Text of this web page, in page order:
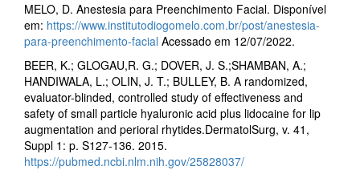
MELO, D. Anestesia para Preenchimento Facial. Disponível
em: https://www.institutodiogomelo.com.br/post/anestesia-
para-preenchimento-facial Acessado em 12/07/2022.
BEER, K.; GLOGAU,R. G.; DOVER, J. S.;SHAMBAN, A.;
HANDIWALA, L.; OLIN, J. T.; BULLEY, B. A randomized,
evaluator-blinded, controlled study of effectiveness and
safety of small particle hyaluronic acid plus lidocaine for lip
augmentation and perioral rhytides.DermatolSurg, v. 41,
Suppl 1: p. S127-136. 2015.
https://pubmed.ncbi.nlm.nih.gov/25828037/